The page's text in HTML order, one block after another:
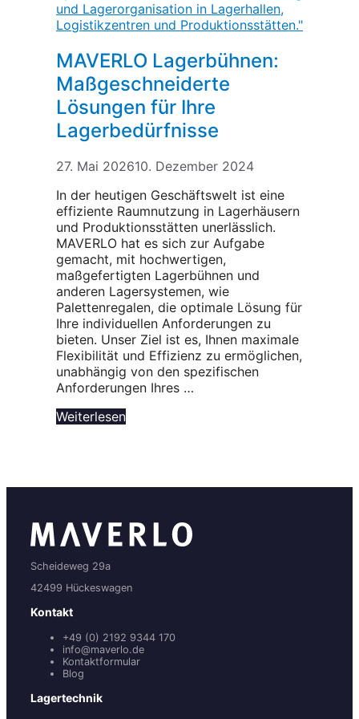
MAVERLO Lagerbühnen:
Maßgeschneiderte
Lösungen für Ihre
Lagerbedürfnisse
27. Mai 202610. Dezember 2024
In der heutigen Geschäftswelt ist eine
effiziente Raumnutzung in Lagerhäusern
und Produktionsstätten unerlässlich.
MAVERLO hat es sich zur Aufgabe
gemacht, mit hochwertigen,
maßgefertigten Lagerbühnen und
anderen Lagersystemen, wie
Palettenregalen, die optimale Lösung für
Ihre individuellen Anforderungen zu
bieten. Unser Ziel ist es, Ihnen maximale
Flexibilität und Effizienz zu ermöglichen,
unabhängig von den spezifischen
Anforderungen Ihres …
Weiterlesen
Scheideweg 29a
42499 Hückeswagen
Kontakt
+49 (0) 2192 9344 170
info@maverlo.de
Kontaktformular
Blog
Lagertechnik